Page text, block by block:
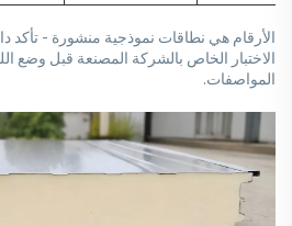
الأرقام هي نطاقات نموذجية منشورة - تأكد
الاختبار الخاص بالشركة المصنعة قبل وضع
المواصفات.